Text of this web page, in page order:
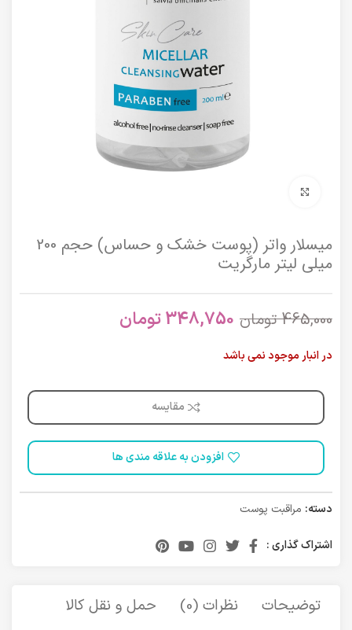
میسلار واتر (پوست خشک و حساس) حجم 200
میلی لیتر مارگریت
465,000 تومان 348,750تومان
در انبار موجود نمی باشد
مقایسه
افزودن به علاقه مندی ها
دسته: مراقبت پوست
اشتراک گذاری :
توضیحات نظرات (0) حمل و نقل کالا